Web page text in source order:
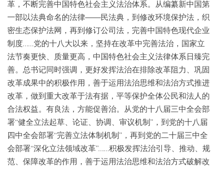
革，不断完善中国特色社会主义法治体系。从编纂新中国第
一部以法典命名的法律——民法典，到修改环境保护法，织
密生态保护法网，再到修订公司法，完善中国特色现代企业
制度……党的十八大以来，坚持在改革中完善法治，国家立
法节奏更快、质量更高，中国特色社会主义法律体系日臻完
善。总书记同时强调，更好发挥法治在排除改革阻力、巩固
改革成果中的积极作用，善于运用法治思维和法治方式推进
改革，做到重大改革于法有据，平等保护全体公民和法人的
合法权益。有良法，方能促善治。从党的十八届三中全会部
署“健全立法起草、论证、协调、审议机制”，到党的十八届
四中全会部署“完善立法体制机制”，再到党的二十届三中全
会部署“深化立法领域改革”……积极发挥法治引导、推动、规
范、保障改革的作用，善于运用法治思维和法治方式破解改